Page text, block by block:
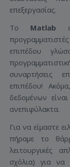
επεξεργασίας.
Το Matlab
επιπέδου
συναρτήσεις
επιπέδου!
δεδομένων
ανεπιφύλακτα.
Για να είμαστε
πήραμε το
λειτουργικές
σχόλια) για να